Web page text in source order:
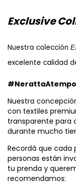
Exclusive
Nuestra colección
excelente calidad
Nuestra
con textiles
transparente para
durante mucho
Recordá que cada
personas están
tu prenda y
recomendamos: